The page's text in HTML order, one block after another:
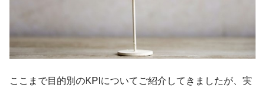
ここまで目的別のKPIについてご紹介してきましたが、実